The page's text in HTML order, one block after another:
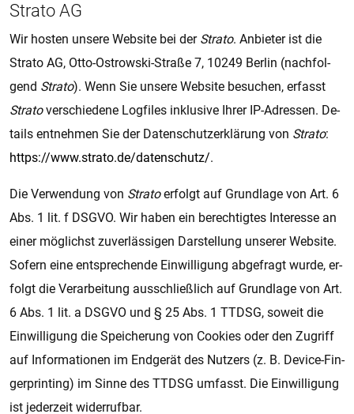
Stra­to AG
Wir hos­ten un­se­re Web­si­te bei der Stra­to. An­bie­ter ist die
Stra­to AG, Otto-Ostrow­ski-Stra­ße 7, 10249 Ber­lin (nach­fol­
gend Stra­to). Wenn Sie un­se­re Web­si­te be­su­chen, er­fasst
Stra­tover­schie­de­ne Log­files in­klu­si­ve Ihrer IP-Adres­sen. De­
tails ent­neh­men Sie der Da­ten­schut­z­er­klä­rung von Stra­to:
https://www.stra­to.de/da­ten­schutz/.
Die Ver­wen­dung von Stra­toer­folgt auf Grund­la­ge von Art. 6
Abs. 1 lit. f DSGVO. Wir haben ein be­rech­tig­tes In­ter­es­se an
einer mög­lichst zu­ver­läs­si­gen Dar­stel­lung un­se­rer Web­si­te.
So­fern eine ent­spre­chen­de Ein­wil­li­gung ab­ge­fragt wurde, er­
folgt die Ver­a­r­bei­tung aus­schließ­lich auf Grund­la­ge von Art.
6 Abs. 1 lit. a DSGVO und § 25 Abs. 1 TTDSG, so­weit die
Ein­wil­li­gung die Spei­che­rung von Coo­kies oder den Zu­griff
auf In­for­ma­ti­o­nen im End­ge­rät des Nut­zers (z. B. De­vice-Fin­
ger­prin­ting) im Sinne des TTDSG um­fasst. Die Ein­wil­li­gung
ist je­der­zeit wi­der­ruf­bar.